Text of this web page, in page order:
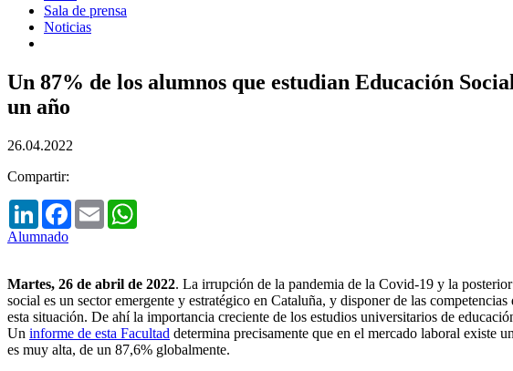
Sala de prensa
Noticias
Un 87% de los alumnos que estudian Educación
un año
26.04.2022
Compartir:
LinkedInFacebook
Email
Alumnado
Martes, 26 de abril de 2022. La irrupción de la pandemia de la Covid-19 y la
social es un sector emergente y estratégico en Cataluña, y disponer de las
esta situación. De ahí la importancia creciente de los estudios universitarios de
Un informe de esta Facultad determina precisamente que en el mercado laboral existe
es muy alta, de un 87,6% globalmente.